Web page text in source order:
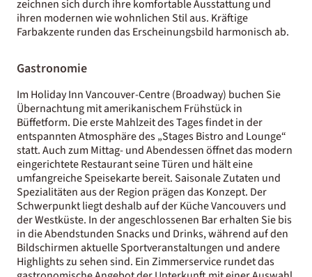
zeichnen sich durch ihre komfortable Ausstattung und
ihren modernen wie wohnlichen Stil aus. Kräftige
Farbakzente runden das Erscheinungsbild harmonisch ab.
Gastronomie
Im Holiday Inn Vancouver-Centre (Broadway) buchen Sie
Übernachtung mit amerikanischem Frühstück in
Büffetform. Die erste Mahlzeit des Tages findet in der
entspannten Atmosphäre des „Stages Bistro and Lounge“
statt. Auch zum Mittag- und Abendessen öffnet das modern
eingerichtete Restaurant seine Türen und hält eine
umfangreiche Speisekarte bereit. Saisonale Zutaten und
Spezialitäten aus der Region prägen das Konzept. Der
Schwerpunkt liegt deshalb auf der Küche Vancouvers und
der Westküste. In der angeschlossenen Bar erhalten Sie bis
in die Abendstunden Snacks und Drinks, während auf den
Bildschirmen aktuelle Sportveranstaltungen und andere
Highlights zu sehen sind. Ein Zimmerservice rundet das